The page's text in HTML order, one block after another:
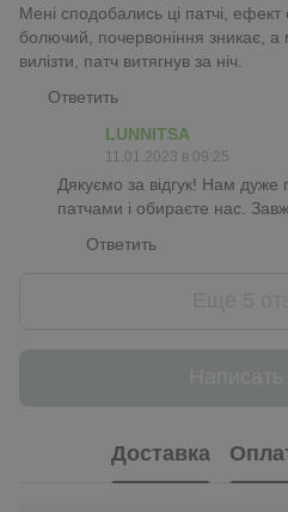
Мені сподобались ці патчі,
болючий, почервоніння зникає, а
вилізти, патч витягнув за ніч.
Ответить
LUNNITSA
11.01.2023 в 09:25
Дякуємо за відгук! Нам
патчами і обираєте нас.
Ответить
Доставка